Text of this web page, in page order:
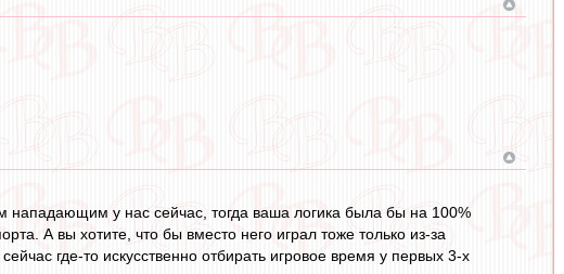
у нас сейчас, тогда ваша логика была бы на 100%
А вы хотите, что бы вместо него играл тоже только из-за
где-то искусственно отбирать игровое время у первых 3-х